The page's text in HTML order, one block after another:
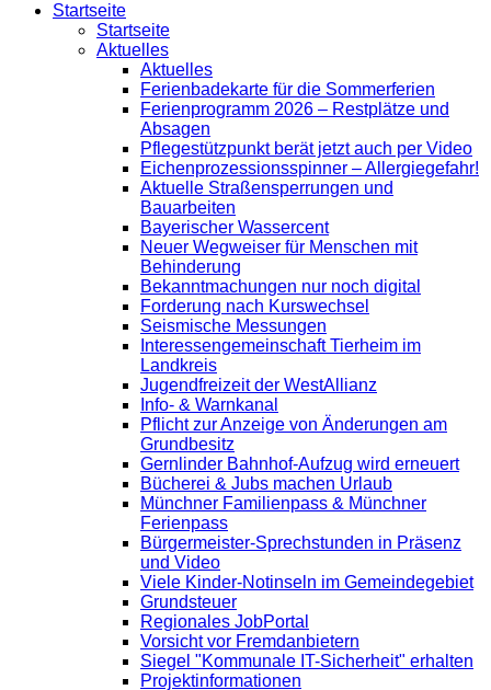
Startseite
Startseite
Aktuelles
Aktuelles
Ferienbadekarte für die Sommerferien
Ferienprogramm 2026 – Restplätze und
Absagen
Pflegestützpunkt berät jetzt auch per Video
Eichenprozessionsspinner – Allergiegefahr!
Aktuelle Straßensperrungen und
Bauarbeiten
Bayerischer Wassercent
Neuer Wegweiser für Menschen mit
Behinderung
Bekanntmachungen nur noch digital
Forderung nach Kurswechsel
Seismische Messungen
Interessengemeinschaft Tierheim im
Landkreis
Jugendfreizeit der WestAllianz
Info- & Warnkanal
Pflicht zur Anzeige von Änderungen am
Grundbesitz
Gernlinder Bahnhof-Aufzug wird erneuert
Bücherei & Jubs machen Urlaub
Münchner Familienpass & Münchner
Ferienpass
Bürgermeister-Sprechstunden in Präsenz
und Video
Viele Kinder-Notinseln im Gemeindegebiet
Grundsteuer
Regionales JobPortal
Vorsicht vor Fremdanbietern
Siegel "Kommunale IT-Sicherheit" erhalten
Projektinformationen